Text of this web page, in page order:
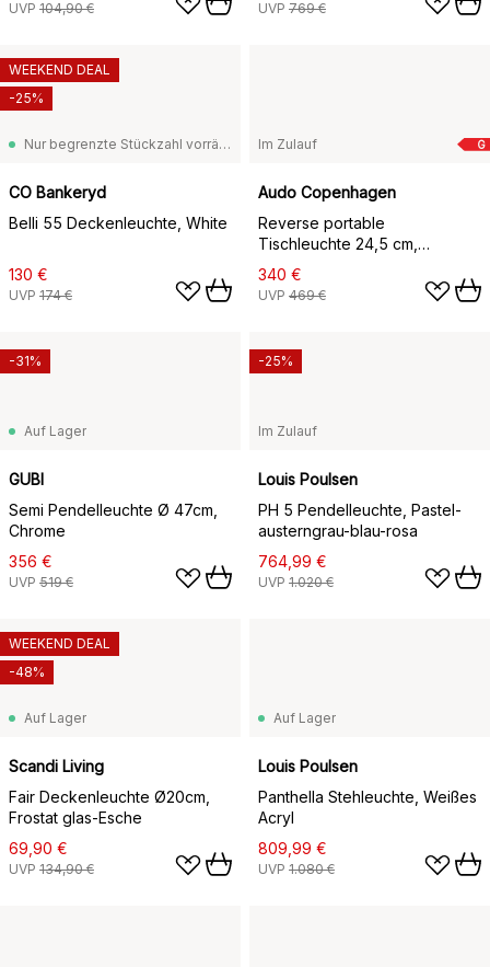
UVP 104,90 € UVP 769 €
Nur begrenzte Stückzahl vorrätig
CO Bankeryd
Belli 55 Deckenleuchte, White
130 €
UVP 174 €
WEEKEND DEAL
-25%
G
Im Zulauf
Audo Copenhagen
Reverse portable
Tischleuchte 24,5 cm,
Travertine-bronzed aluminium
340 €
UVP 469 €
Auf Lager
GUBI
Semi Pendelleuchte Ø 47cm,
Chrome
356 €
UVP 519 €
-31%
Im Zulauf
Louis Poulsen
PH 5 Pendelleuchte, Pastel-
austerngrau-blau-rosa
764,99 €
UVP 1.020 €
-25%
Auf Lager
Scandi Living
Fair Deckenleuchte Ø20cm,
Frostat glas-Esche
69,90 €
UVP 134,90 €
WEEKEND DEAL
-48%
Auf Lager
Louis Poulsen
Panthella Stehleuchte, Weißes
Acryl
809,99 €
UVP 1.080 €